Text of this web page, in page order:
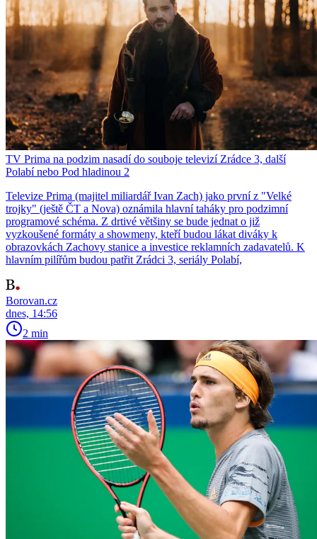
TV Prima na podzim nasadí do souboje televizí Zrádce 3, další
Polabí nebo Pod hladinou 2
Televize Prima (majitel miliardář Ivan Zach) jako první z "Velké
trojky" (ještě ČT a Nova) oznámila hlavní taháky pro podzimní
programové schéma. Z drtivé většiny se bude jednat o již
vyzkoušené formáty a showmeny, kteří budou lákat diváky k
obrazovkách Zachovy stanice a investice reklamních zadavatelů. K
hlavním pilířům budou patřit Zrádci 3, seriály Polabí,
Borovan.cz
dnes, 14:56
2 min